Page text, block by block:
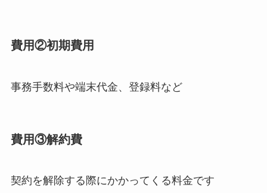
費用②初期費用
事務手数料や端末代金、登録料など
費用③解約費
契約を解除する際にかかってくる料金です